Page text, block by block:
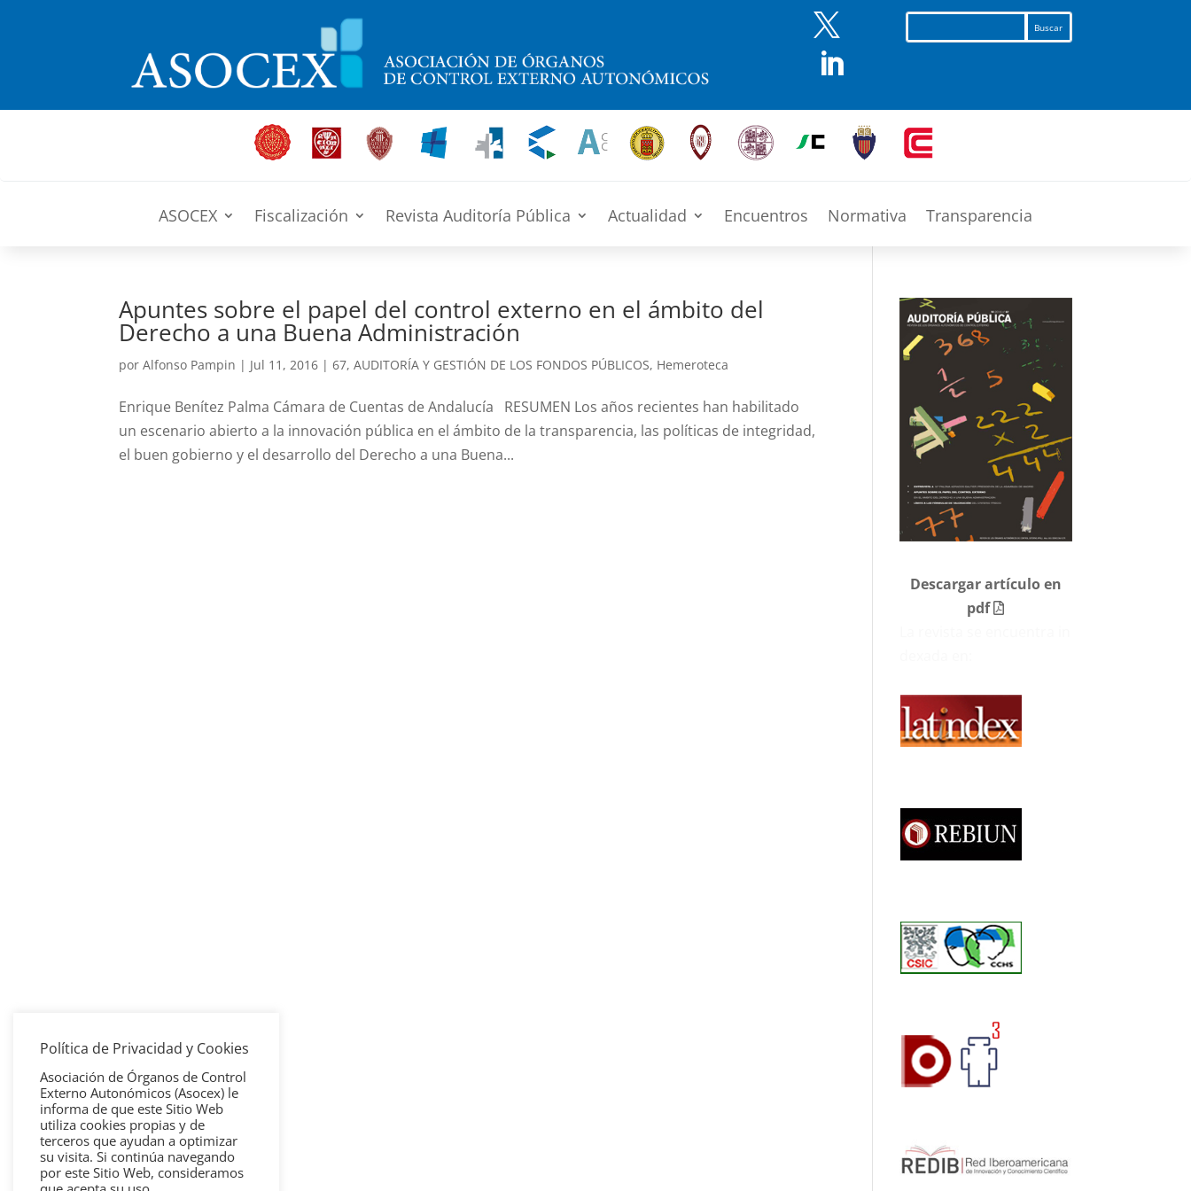


ASOCEX Fiscalización Revista Auditoría Pública Actualidad Encuentros Normativa Transparencia
Apuntes sobre el papel del control externo en el ámbito del
Derecho a una Buena Administración
porAlfonso Pampin | Jul 11, 2016 |67,AUDITORÍA Y GESTIÓN DE LOS FONDOS PÚBLICOS, Hemeroteca
Enrique Benítez Palma Cámara de Cuentas de Andalucía RESUMEN Los años recientes han habilitado
un escenario abierto a la innovación pública en el ámbito de la transparencia, las políticas de integridad,
el buen gobierno y el desarrollo del Derecho a una Buena...
Descargar artículo en
pdf
Política de Privacidad y Cookies
Asociación de Órganos de Control
Externo Autonómicos (Asocex) le
informa de que este Sitio Web
utiliza cookies propias y de
terceros que ayudan a optimizar
su visita. Si continúa navegando
por este Sitio Web, consideramos